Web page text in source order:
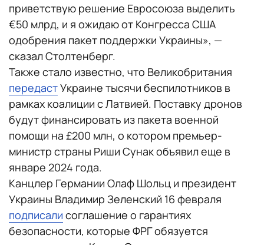
приветствую решение Евросоюза выделить
€50 млрд, и я ожидаю от Конгресса США
одобрения пакет поддержки Украины», —
сказал Столтенберг.
Также стало известно, что Великобритания
передастУкраине тысячи беспилотников в
рамках коалиции с Латвией. Поставку дронов
будут финансировать из пакета военной
помощи на £200 млн, о котором премьер-
министр страны Риши Сунак объявил еще в
январе 2024 года.
Канцлер Германии Олаф Шольц и президент
Украины Владимир Зеленский 16 февраля
подписали соглашение о гарантиях
безопасности, которые ФРГ обязуется